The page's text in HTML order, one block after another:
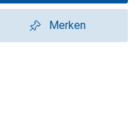
Merken